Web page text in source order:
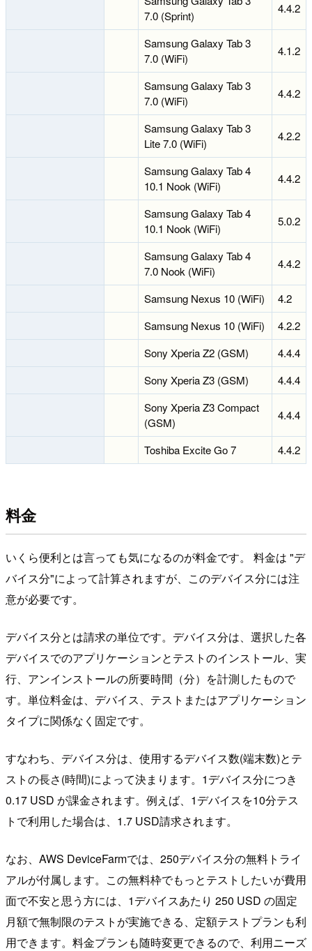
7.0 (Sprint)
4.4.2
Samsung Galaxy Tab 3
7.0 (WiFi)
4.1.2
Samsung Galaxy Tab 3
7.0 (WiFi)
4.4.2
Samsung Galaxy Tab 3
Lite 7.0 (WiFi)
4.2.2
Samsung Galaxy Tab 4
10.1 Nook (WiFi)
4.4.2
Samsung Galaxy Tab 4
10.1 Nook (WiFi)
5.0.2
Samsung Galaxy Tab 4
7.0 Nook (WiFi)
4.4.2
Samsung Nexus 10 (WiFi)
4.2
Samsung Nexus 10 (WiFi)
4.2.2
Sony Xperia Z2 (GSM)
4.4.4
Sony Xperia Z3 (GSM)
4.4.4
Sony Xperia Z3 Compact
(GSM)
4.4.4
Toshiba Excite Go 7 4.4.2
料金
いくら便利とは言っても気になるのが料金です。 料金は "デ
バイス分"によって計算されますが、このデバイス分には注
意が必要です。
デバイス分とは請求の単位です。デバイス分は、選択した各
デバイスでのアプリケーションとテストのインストール、実
行、アンインストールの所要時間（分）を計測したもので
す。単位料金は、デバイス、テストまたはアプリケーション
タイプに関係なく固定です。
すなわち、デバイス分は、使用するデバイス数(端末数)とテ
ストの長さ(時間)によって決まります。1デバイス分につき
0.17 USD が課金されます。例えば、1デバイスを10分テス
トで利用した場合は、1.7 USD請求されます。
なお、AWS DeviceFarmでは、250デバイス分の無料トライ
アルが付属します。この無料枠でもっとテストしたいが費用
面で不安と思う方には、1デバイスあたり 250 USD の固定
月額で無制限のテストが実施できる、定額テストプランも利
用できます。料金プランも随時変更できるので、利用ニーズ